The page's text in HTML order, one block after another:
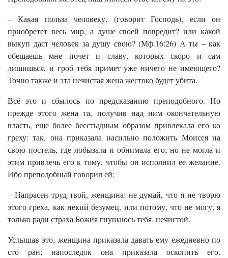
– Какая польза человеку, (говорит Господь), если он
приобретет весь мир, а душе своей повредит? или какой
выкуп даст человек за душу свою? (Мф.16:26) А ты – как
обещаешь мне почет и славу, которых скоро и сам
лишишься, и гроб тебя примет уже ничего не имеющего?
Точно также и эта нечистая жена жестоко будет убита.
Всё это и сбылось по предсказанию преподобного. Но
прежде этого жена та, получив над ним окончательную
власть, еще более бесстыдным образом привлекала его ко
греху: так, она приказала насильно положить Моисея на
свою постель, где лобызала и обнимала его; но не могла и
этим привлечь его к тому, чтобы он исполнил ее желание.
Ибо преподобный говорил ей:
– Напрасен труд твой, женщина: не думай, что я не творю
этого греха, как некий безумец, или потому, что не могу, я
только ради страха Божия гнушаюсь тебя, нечистой.
Услышав это, женщина приказала давать ему ежедневно по
сто ран; напоследок она приказала оскопить его.